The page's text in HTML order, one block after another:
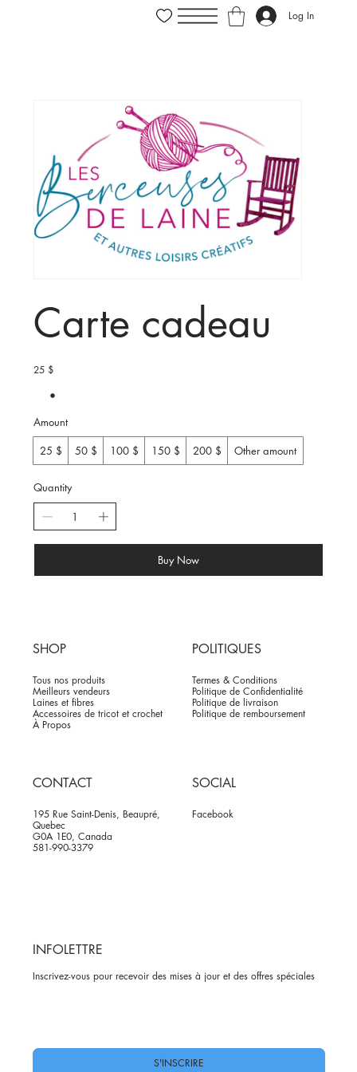
Log In
Carte cadeau
25 $
Amount
25 $
50 $ 100 $ 150 $ 200 $ Other amount
Quantity
Buy Now
SHOP
Tous nos produits
Meilleurs vendeurs
Laines et fibres
Accessoires de tricot et crochet
À Propos
POLITIQUES
Termes & Conditions
Politique de Confidentialité
Politique de livraison
Politique de remboursement
CONTACT
195 Rue Saint-Denis, Beaupré,
Quebec
G0A 1E0, Canada
581-990-3379
SOCIAL
Facebook
INFOLETTRE
Inscrivez-vous pour recevoir des mises à jour et des offres spéciales
S'INSCRIRE